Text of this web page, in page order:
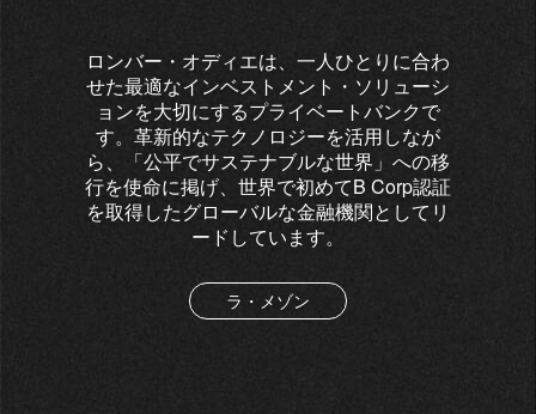
ロンバー・オディエは、一人ひとりに合わ
せた最適なインベストメント・ソリューシ
ョンを大切にするプライベートバンクで
す。革新的なテクノロジーを活用しなが
ら、「公平でサステナブルな世界」への移
行を使命に掲げ、世界で初めてB Corp認証
を取得したグローバルな金融機関としてリ
ードしています。
ラ・メゾン